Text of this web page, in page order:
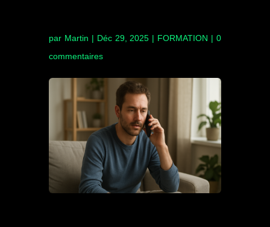
par Martin | Déc 29, 2025 | FORMATION |0
commentaires